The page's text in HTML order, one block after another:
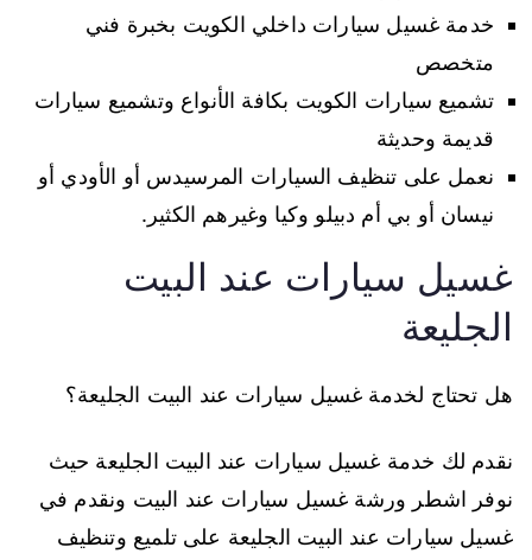
خدمة غسيل سيارات داخلي الكويت بخبرة فني
متخصص
تشميع سيارات الكويت بكافة الأنواع وتشميع سيارات
قديمة وحديثة
نعمل على تنظيف السيارات المرسيدس أو الأودي أو
نيسان أو بي أم دبيلو وكيا وغيرهم الكثير.
غسيل سيارات عند البيت
الجليعة
هل تحتاج لخدمة غسيل سيارات عند البيت الجليعة؟
نقدم لك خدمة غسيل سيارات عند البيت الجليعة حيث
نوفر اشطر ورشة غسيل سيارات عند البيت ونقدم في
غسيل سيارات عند البيت الجليعة على تلميع وتنظيف